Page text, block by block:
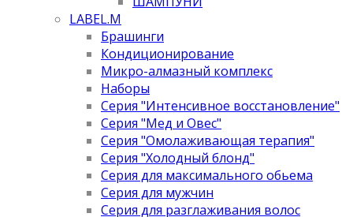
LABEL.M
Брашинги
Кондиционирование
Микро-алмазный комплекс
Наборы
Серия "Интенсивное восстановление"
Серия "Мед и Овес"
Серия "Омолаживающая терапия"
Серия "Холодный блонд"
Серия для максимального обьема
Серия для мужчин
Серия для разглаживания волос